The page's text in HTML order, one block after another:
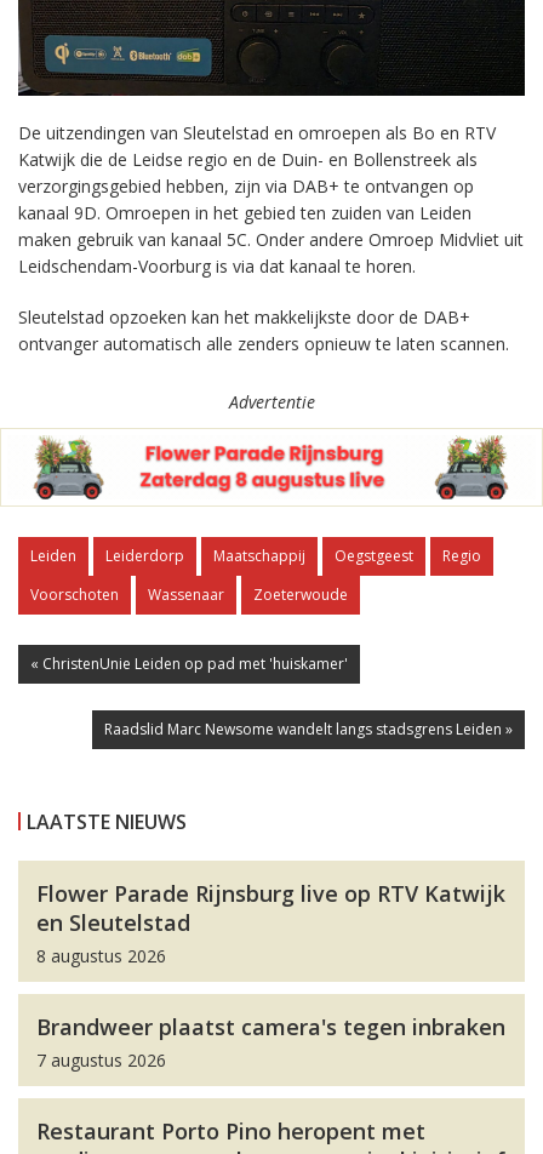
De uitzendingen van Sleutelstad en omroepen als Bo en RTV
Katwijk die de Leidse regio en de Duin- en Bollenstreek als
verzorgingsgebied hebben, zijn via DAB+ te ontvangen op
kanaal 9D. Omroepen in het gebied ten zuiden van Leiden
maken gebruik van kanaal 5C. Onder andere Omroep Midvliet uit
Leidschendam-Voorburg is via dat kanaal te horen.
Sleutelstad opzoeken kan het makkelijkste door de DAB+
ontvanger automatisch alle zenders opnieuw te laten scannen.
Advertentie
Leiden Leiderdorp Maatschappij Oegstgeest
Regio
Voorschoten
Wassenaar Zoeterwoude
« ChristenUnie Leiden op pad met 'huiskamer'
Raadslid Marc Newsome wandelt langs stadsgrens Leiden »
LAATSTE NIEUWS
Flower Parade Rijnsburg live op RTV Katwijk
en Sleutelstad
8 augustus 2026
Brandweer plaatst camera's tegen inbraken
7 augustus 2026
Restaurant Porto Pino heropent met